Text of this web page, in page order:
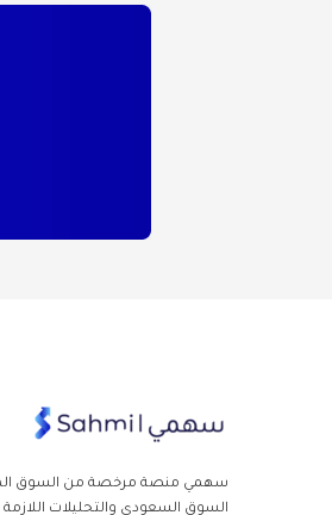
سهمي منصة مرخصة من السوق
السوق السعودي والتحليلات